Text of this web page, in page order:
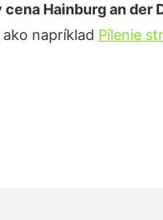
Hainburg an der
ako napríklad Pílenie